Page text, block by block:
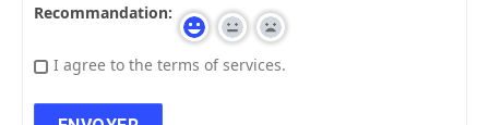
Recommandation:
I agree to the terms of services.